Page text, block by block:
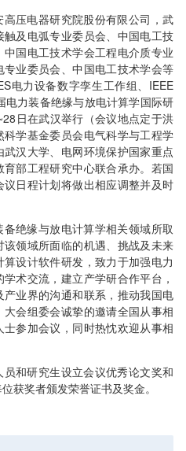
压电器研究院股份有限公司，武
及电弧专业委员会、中国电工技
国电工技术学会工程电介质专业
业委员会、中国电工技术学会等
电力设备数字孪生工作组、IEEE
电力装备绝缘与放电计算学国际研
日在武汉举行（会议地点定于洪
学基金委员会电气科学与工程学
汉大学、电网环境保护国家重点
部工程研究中心联合承办。若国
日程计划将做出相应调整并及时
绝缘与放电计算学相关领域所取
领域所面临的机遇、挑战及未来
设计软件研发，致力于加强电力
术交流，建立产学研合作平台，
业界的沟通和联系，推动我国电
会组委会诚挚的邀请全国从事相
参加会议，同时热忱欢迎从事相
和研究生设立会议优秀论文奖和
获奖者颁发荣誉证书及奖金。